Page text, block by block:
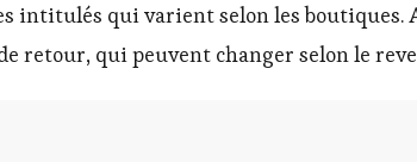
intitulés qui varient selon les
qui peuvent changer selon le